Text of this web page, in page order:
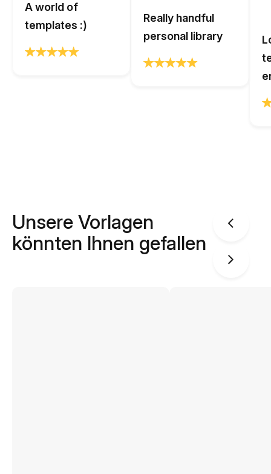
A world of
templates :)
Really handful
personal library
Unsere Vorlagen
könnten Ihnen gefallen